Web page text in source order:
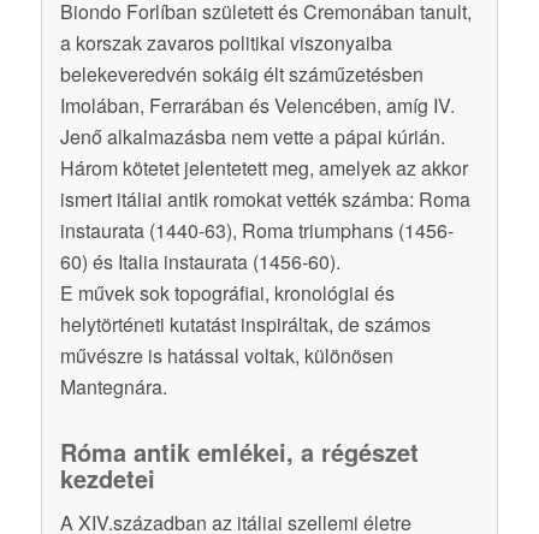
Biondo Forlíban született és Cremonában tanult,
a korszak zavaros politikai viszonyaiba
belekeveredvén sokáig élt száműzetésben
Imolában, Ferrarában és Velencében, amíg IV.
Jenő alkalmazásba nem vette a pápai kúrián.
Három kötetet jelentetett meg, amelyek az akkor
ismert itáliai antik romokat vették számba: Roma
instaurata (1440-63), Roma triumphans (1456-
60) és Italia instaurata (1456-60).
E művek sok topográfiai, kronológiai és
helytörténeti kutatást inspiráltak, de számos
művészre is hatással voltak, különösen
Mantegnára.
Róma antik emlékei, a régészet
kezdetei
A XIV.században az itáliai szellemi életre